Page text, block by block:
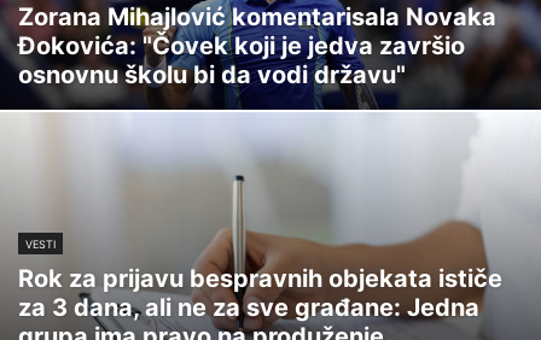
Zorana Mihajlović komentarisala Novaka
Đokovića: "Čovek koji je jedva završio
osnovnu školu bi da vodi državu"
VESTI
Rok za prijavu bespravnih objekata ističe
za 3 dana, ali ne za sve građane: Jedna